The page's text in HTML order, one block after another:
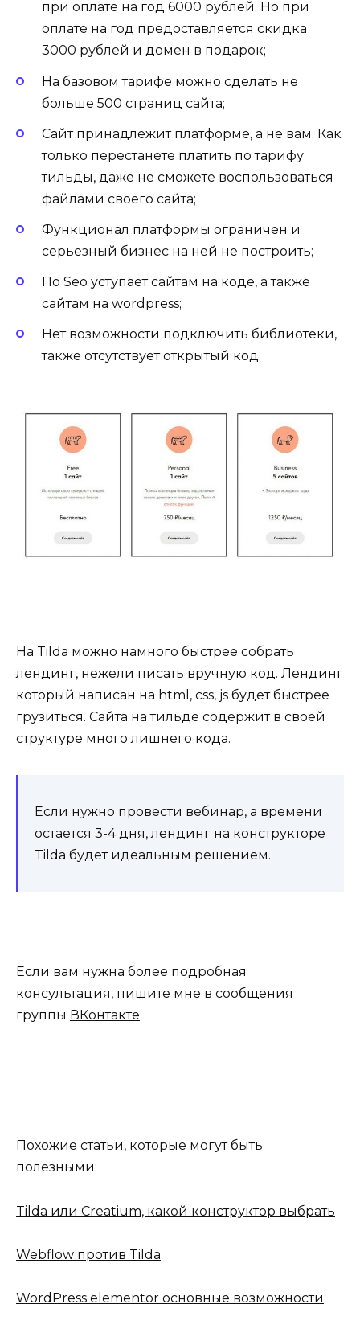
при оплате на год 6000 рублей. Но при
оплате на год предоставляется скидка
3000 рублей и домен в подарок;
На базовом тарифе можно сделать не
больше 500 страниц сайта;
Сайт принадлежит платформе, а не вам. Как
только перестанете платить по тарифу
тильды, даже не сможете воспользоваться
файлами своего сайта;
Функционал платформы ограничен и
серьезный бизнес на ней не построить;
По Seo уступает сайтам на коде, а также
сайтам на wordpress;
Нет возможности подключить библиотеки,
также отсутствует открытый код.
На Tilda можно намного быстрее собрать
лендинг, нежели писать вручную код. Лендинг
который написан на html, css, js будет быстрее
грузиться. Сайта на тильде содержит в своей
структуре много лишнего кода.
Если нужно провести вебинар, а времени
остается 3-4 дня, лендинг на конструкторе
Tilda будет идеальным решением.
Если вам нужна более подробная
консультация, пишите мне в сообщения
группы ВКонтакте
Похожие статьи, которые могут быть
полезными:
Tilda или Creatium, какой конструктор выбрать
Webflow против Tilda
WordPress elementor основные возможности